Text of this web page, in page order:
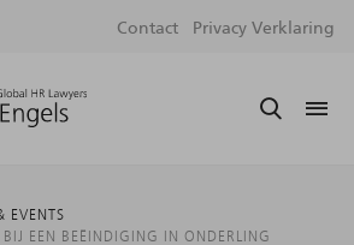
Contact Privacy Verklaring
EVENTS
BIJ EEN BEËINDIGING IN ONDERLING